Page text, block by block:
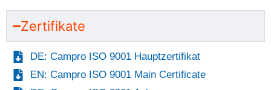
Zertifikate
DE: Campro ISO 9001 Hauptzertifikat
EN: Campro ISO 9001 Main Certificate